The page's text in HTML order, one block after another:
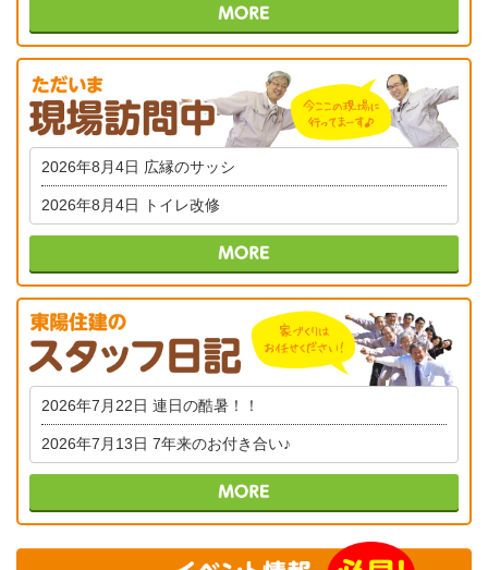
2026年8月4日 広縁のサッシ
2026年8月4日 トイレ改修
2026年7月22日 連日の酷暑！！
2026年7月13日 7年来のお付き合い♪